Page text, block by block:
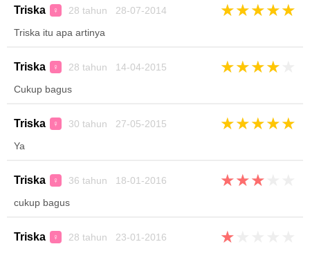
Triska ♀ 28 tahun 28-07-2014 ★★★★★
Triska itu apa artinya
Triska ♀ 28 tahun 14-04-2015 ★★★★
Cukup bagus
Triska ♀ 30 tahun 27-05-2015 ★★★★★
Ya
Triska ♀ 36 tahun 18-01-2016 ★★★
cukup bagus
Triska ♀ 28 tahun 23-01-2016 ★